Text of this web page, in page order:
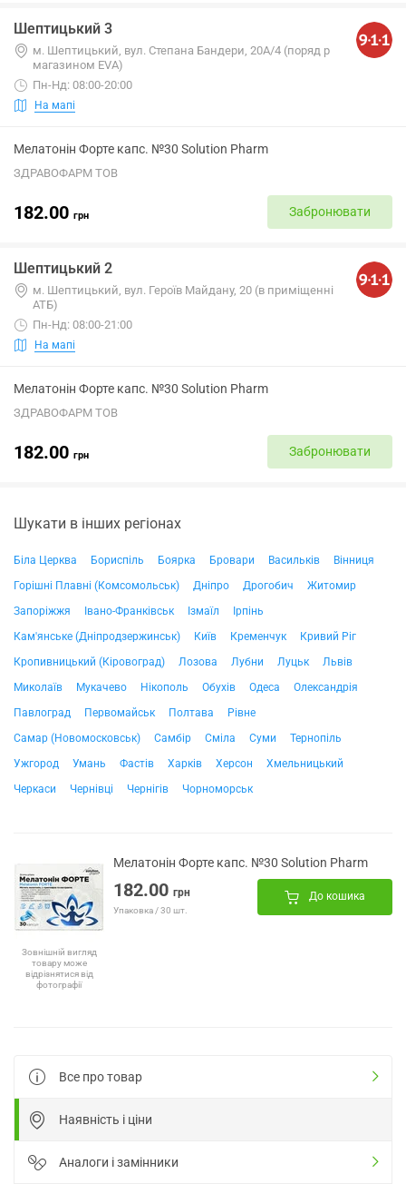
Шептицький 3
м. Шептицький, вул. Степана Бандери, 20А/4 (поряд p
магазином EVA)
Пн-Нд: 08:00-20:00
На мапі
Мелатонін Форте капс. №30 Solution Pharm
ЗДРАВОФАРМ ТОВ
182.00 грн Забронювати
Шептицький 2
м. Шептицький, вул. Героїв Майдану, 20 (в приміщенні
АТБ)
Пн-Нд: 08:00-21:00
На мапі
Мелатонін Форте капс. №30 Solution Pharm
ЗДРАВОФАРМ ТОВ
182.00 грн Забронювати
Шукати в інших регіонах
Біла Церква Бориспіль Боярка Бровари Васильків
Вінниця
Горішні Плавні (Комсомольськ)
Дніпро Дрогобич
Житомир
Запоріжжя
Івано-Франківськ Ізмаїл
Ірпінь
Кам'янське (Дніпродзержинськ)
Київ Кременчук
Кривий Ріг
Кропивницький (Кіровоград)
Лозова Лубни Луцьк
Львів
Миколаїв
Мукачево Нікополь Обухів Одеса
Олександрія
Павлоград
Первомайськ Полтава
Рівне
Самар (Новомосковськ)
Самбір Сміла Суми
Тернопіль
Ужгород
Умань Фастів Харків Херсон
Хмельницький
Черкаси
Чернівці Чернігів Чорноморськ
Зовнішній вигляд
товару може
відрізнятися від
фотографії
Мелатонін Форте капс. №30 Solution Pharm
182.00 грн
Упаковка / 30 шт.
До кошика
Все про товар
Наявність і ціни
Аналоги і замінники